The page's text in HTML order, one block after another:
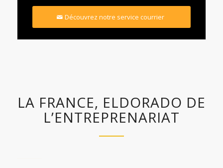
Découvrez notre service courrier
LA FRANCE, ELDORADO DE
L’ENTREPRENARIAT